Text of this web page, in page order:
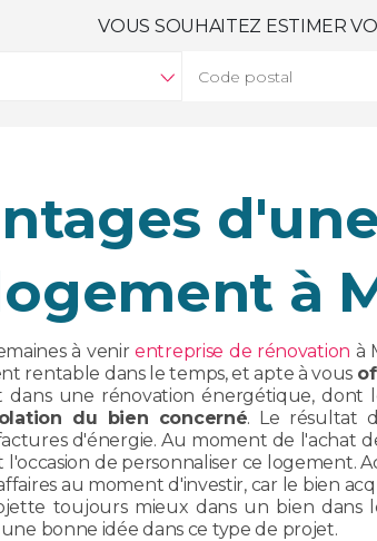
VOUS SOUHAITEZ ESTIMER
à
à venirentreprise de rénovation à
rentable dans le temps, et apte à vous
dans une rénovation énergétique, dont
du bien concerné. Le résultat
d'énergie. Au moment de l'achat
l'occasion de personnaliser ce logement.
au moment d'investir, car le bien
toujours mieux dans un bien dans
bonne idée dans ce type de projet.